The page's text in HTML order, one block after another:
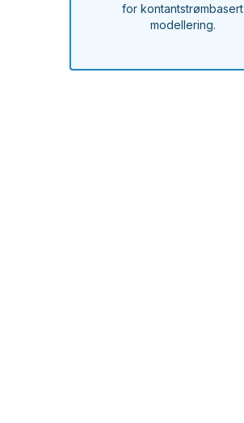
for kontantstrømbasert
modellering.